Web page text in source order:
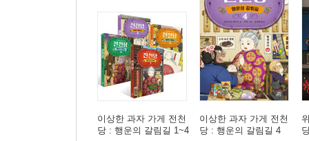
이상한 과자 가게 전천
당 : 행운의 갈림길 1~4
이상한 과자 가게 전천
당 : 행운의 갈림길 4